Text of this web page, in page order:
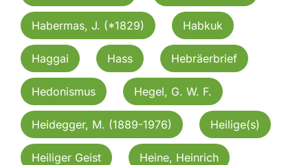
Habermas, J. (*1829) Habkuk
Haggai Hass Hebräerbrief
Hedonismus Hegel, G. W. F.
Heidegger, M. (1889-1976) Heilige(s)
Heiliger Geist Heine, Heinrich